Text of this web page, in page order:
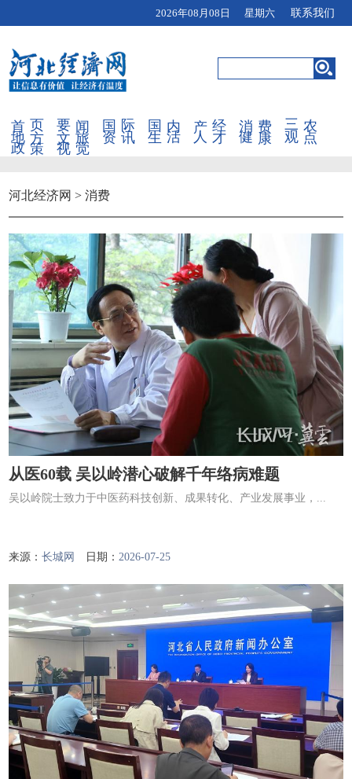
2026年08月08日 星期六 联系我们
地方 文旅 资讯 生活 人才 健康 观点
政策 视觉
河北经济网 >消费
从医60载 吴以岭潜心破解千年络病难题
吴以岭院士致力于中医药科技创新、成果转化、产业发展事业，...
来源：长城网 日期：2026-07-25